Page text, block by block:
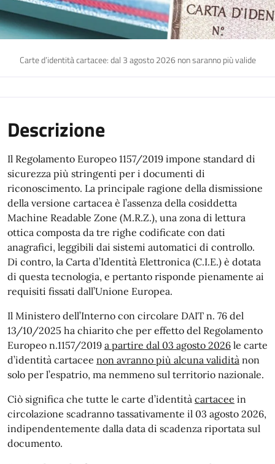
Carte d’identità cartacee: dal 3 agosto 2026 non saranno più valide
Descrizione
Il Regolamento Europeo 1157/2019 impone standard di
sicurezza più stringenti per i documenti di
riconoscimento. La principale ragione della dismissione
della versione cartacea è l’assenza della cosiddetta
Machine Readable Zone (M.R.Z.), una zona di lettura
ottica composta da tre righe codificate con dati
anagrafici, leggibili dai sistemi automatici di controllo.
Di contro, la Carta d’Identità Elettronica (C.I.E.) è dotata
di questa tecnologia, e pertanto risponde pienamente ai
requisiti fissati dall’Unione Europea.
Il Ministero dell’Interno con circolare DAIT n. 76 del
13/10/2025 ha chiarito che per effetto del Regolamento
Europeo n.1157/2019 a partire dal 03 agosto 2026 le carte
d’identità cartacee non avranno più alcuna validità non
solo per l’espatrio, ma nemmeno sul territorio nazionale.
Ciò significa che tutte le carte d’identità cartacee in
circolazione scadranno tassativamente il 03 agosto 2026,
indipendentemente dalla data di scadenza riportata sul
documento.